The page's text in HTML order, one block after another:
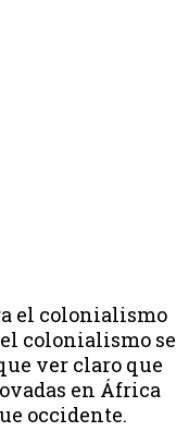
el colonialismo
colonialismo se
ver claro que
en África
occidente.